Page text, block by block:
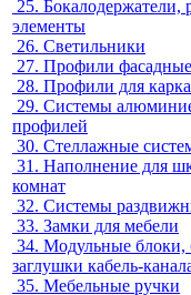
25. Бокалодержатели,
элементы
26. Светильники
27. Профили
28. Профили для
29. Системы
профилей
30. Стеллажные
31. Наполнение для
комнат
32. Системы
33. Замки для мебели
34. Модульные блоки,
заглушки кабель-
35. Мебельные ручки